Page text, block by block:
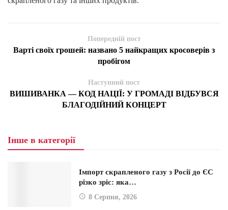
Попередній пост
Варті своїх грошей: названо 5 найкращих кросоверів з
пробігом
Наступний пост
ВИШИВАНКА — КОД НАЦІЇ: У ГРОМАДІ ВІДБУВСЯ
БЛАГОДІЙНИЙ КОНЦЕРТ
Інше в категорії
Імпорт скрапленого газу з Росії до ЄС
різко зріс: яка…
8 Серпня, 2026